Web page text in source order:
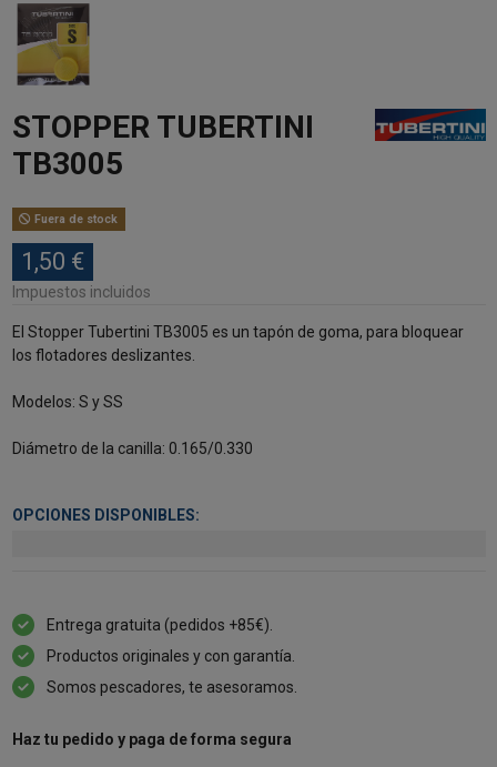
STOPPER TUBERTINI
TB3005
Fuera de stock
1,50 €
Impuestos incluidos
El Stopper Tubertini TB3005 es un tapón de goma, para bloquear
los flotadores deslizantes.
Modelos: S y SS
Diámetro de la canilla: 0.165/0.330
OPCIONES DISPONIBLES:
Entrega gratuita (pedidos +85€).
Productos originales y con garantía.
Somos pescadores, te asesoramos.
Haz tu pedido y paga de forma segura